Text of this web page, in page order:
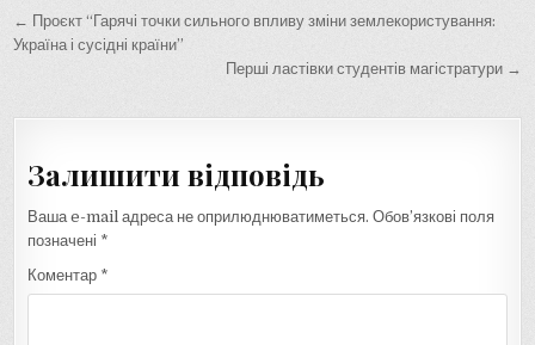
Навігація
записів
← Проєкт “Гарячі точки сильного впливу зміни землекористування:
Україна і сусідні країни”
Перші ластівки студентів магістратури →
Залишити відповідь
Ваша e-mail адреса не оприлюднюватиметься. Обов’язкові поля
позначені *
Коментар *